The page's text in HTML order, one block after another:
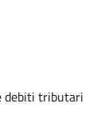
debiti tributari